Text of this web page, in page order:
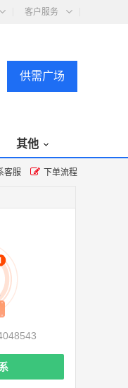
客户服务
供需广场
其他
客服 下单流程